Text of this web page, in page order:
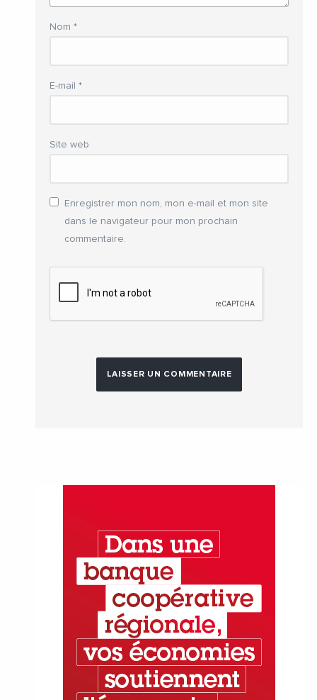
Nom *
E-mail *
Site web
Enregistrer mon nom, mon e-mail et mon site
dans le navigateur pour mon prochain
commentaire.